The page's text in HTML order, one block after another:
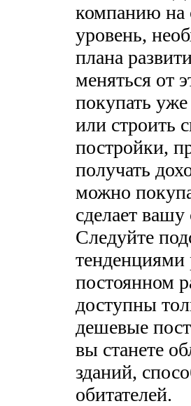
компанию на
уровень,
плана
меняться от
покупать
или строить
постройки,
получать
можно
сделает
Следуйте
постоянном
доступны
дешевые
вы станете
зданий,
обитателей.